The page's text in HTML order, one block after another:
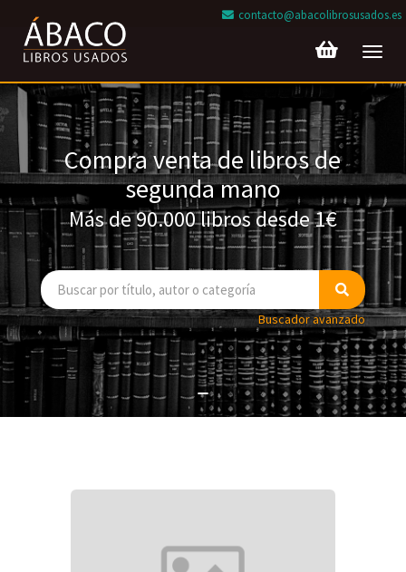
contacto@abacolibrosusados.es
Compra venta de libros de
segunda mano
Más de 90.000 libros desde 1€
Buscador avanzado